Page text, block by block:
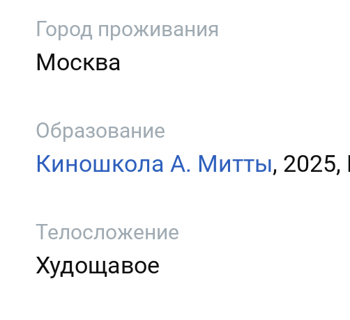
Город проживания
Москва
Образование
Киношкола А. Митты,
Телосложение
Худощавое